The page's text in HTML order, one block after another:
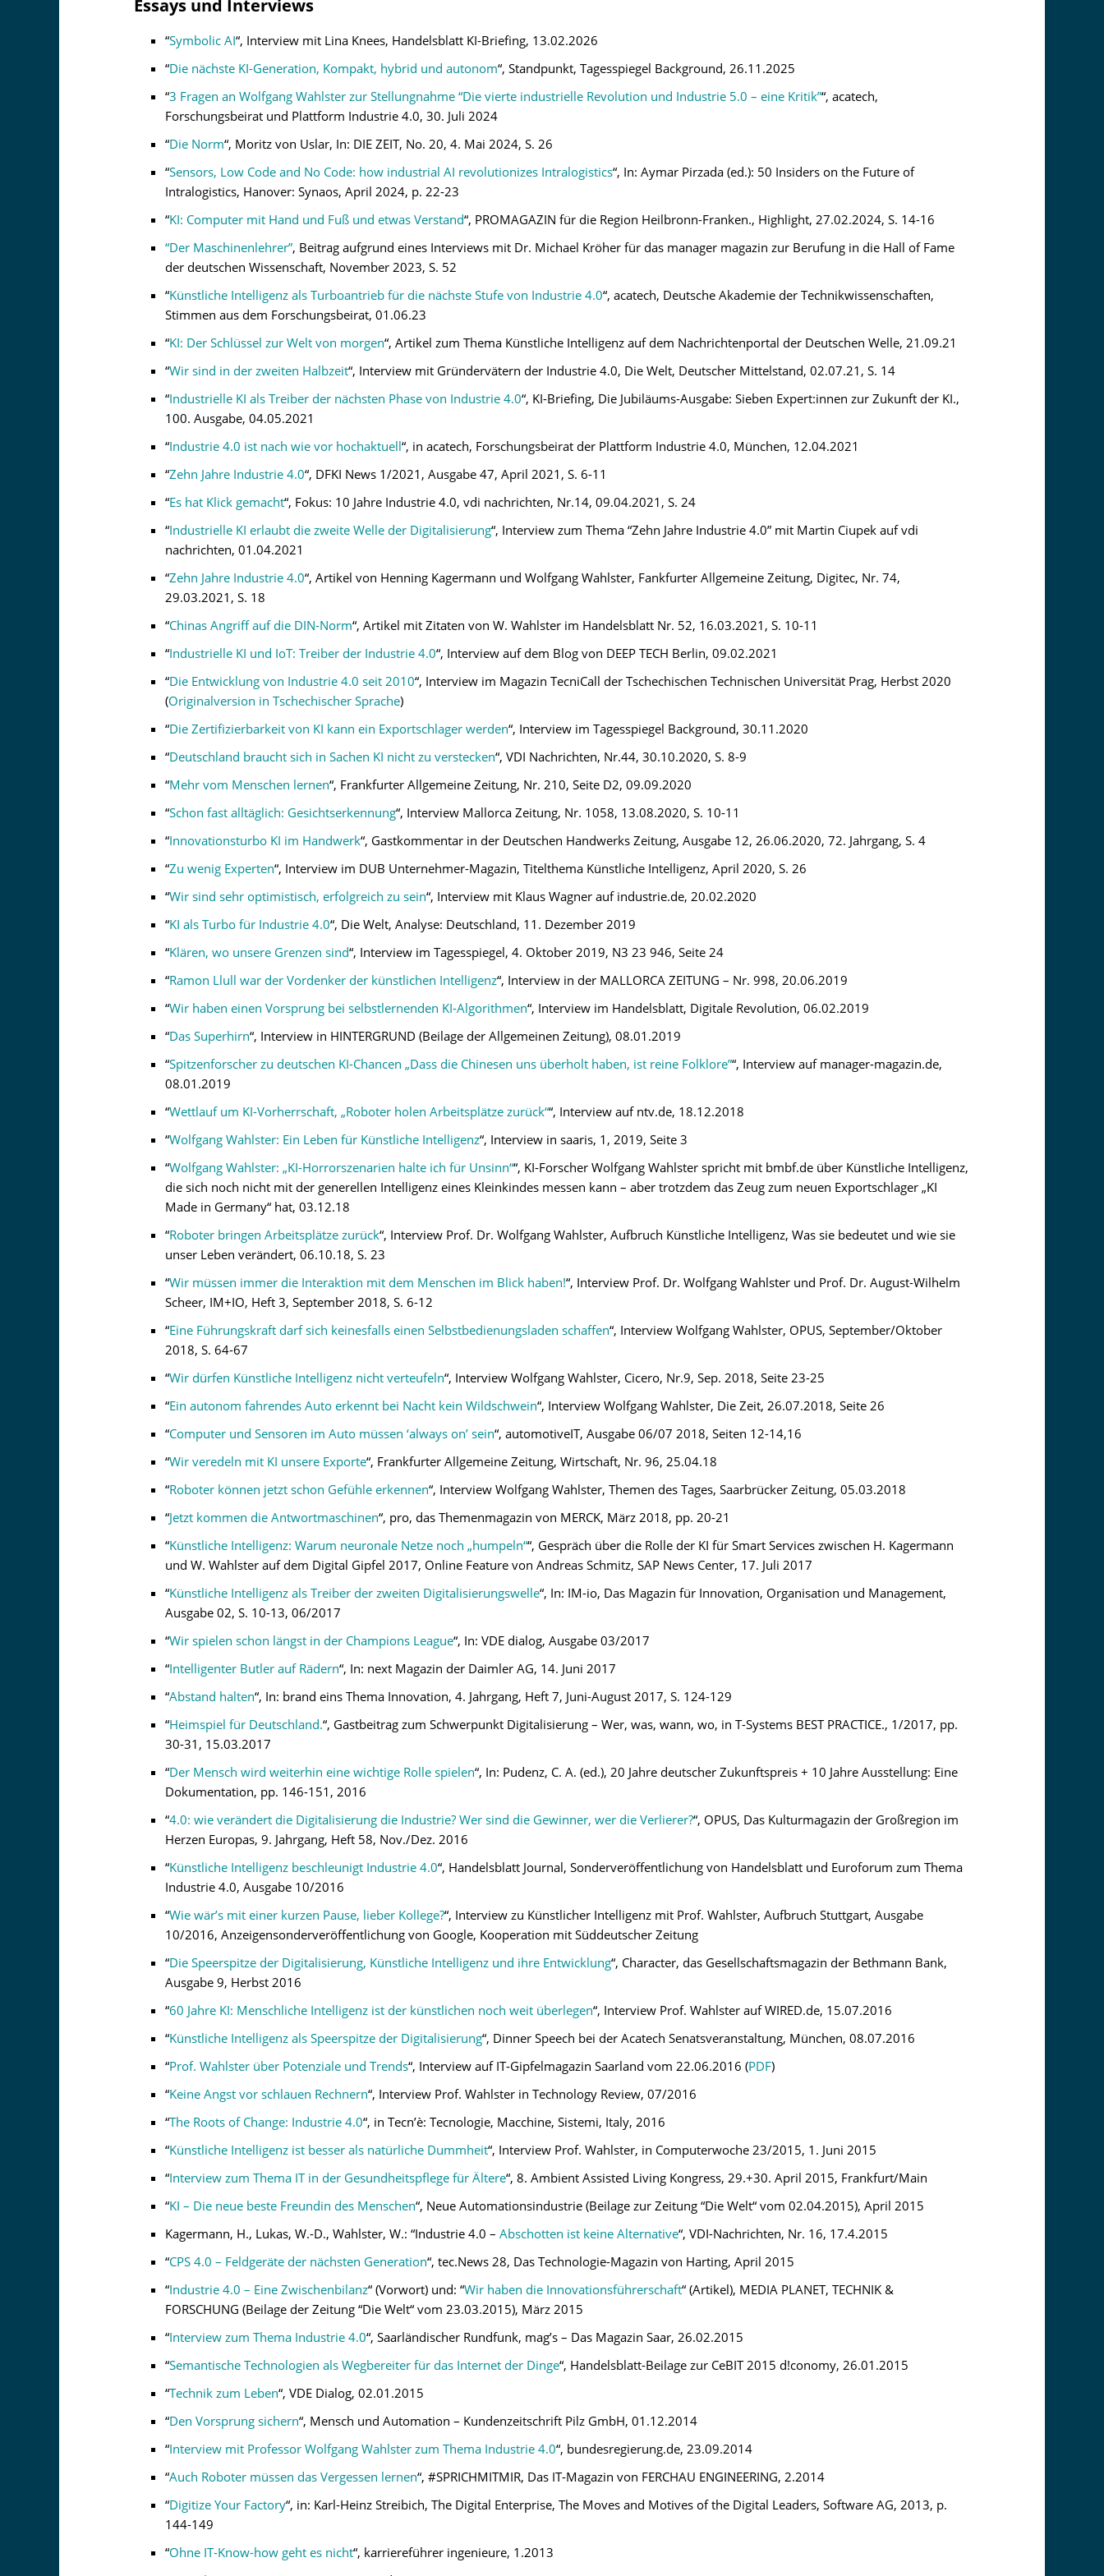
Essays und Interviews
“Symbolic AI“, Interview mit Lina Knees, Handelsblatt KI-Briefing, 13.02.2026
“Die nächste KI-Generation, Kompakt, hybrid und autonom“, Standpunkt, Tagesspiegel Background, 26.11.2025
“3 Fragen an Wolfgang Wahlster zur Stellungnahme “Die vierte industrielle Revolution und Industrie 5.0 – eine Kritik”“, acatech,
Forschungsbeirat und Plattform Industrie 4.0, 30. Juli 2024
“Die Norm“, Moritz von Uslar, In: DIE ZEIT, No. 20, 4. Mai 2024, S. 26
“Sensors, Low Code and No Code: how industrial AI revolutionizes Intralogistics“, In: Aymar Pirzada (ed.): 50 Insiders on the Future of
Intralogistics, Hanover: Synaos, April 2024, p. 22-23
“KI: Computer mit Hand und Fuß und etwas Verstand“, PROMAGAZIN für die Region Heilbronn-Franken., Highlight, 27.02.2024, S. 14-16
“Der Maschinenlehrer”, Beitrag aufgrund eines Interviews mit Dr. Michael Kröher für das manager magazin zur Berufung in die Hall of Fame
der deutschen Wissenschaft, November 2023, S. 52
“Künstliche Intelligenz als Turboantrieb für die nächste Stufe von Industrie 4.0“, acatech, Deutsche Akademie der Technikwissenschaften,
Stimmen aus dem Forschungsbeirat, 01.06.23
“KI: Der Schlüssel zur Welt von morgen“, Artikel zum Thema Künstliche Intelligenz auf dem Nachrichtenportal der Deutschen Welle, 21.09.21
“Wir sind in der zweiten Halbzeit“, Interview mit Gründervätern der Industrie 4.0, Die Welt, Deutscher Mittelstand, 02.07.21, S. 14
“Industrielle KI als Treiber der nächsten Phase von Industrie 4.0“, KI-Briefing, Die Jubiläums-Ausgabe: Sieben Expert:innen zur Zukunft der KI.,
100. Ausgabe, 04.05.2021
“Industrie 4.0 ist nach wie vor hochaktuell“, in acatech, Forschungsbeirat der Plattform Industrie 4.0, München, 12.04.2021
“Zehn Jahre Industrie 4.0“, DFKI News 1/2021, Ausgabe 47, April 2021, S. 6-11
“Es hat Klick gemacht“, Fokus: 10 Jahre Industrie 4.0, vdi nachrichten, Nr.14, 09.04.2021, S. 24
“Industrielle KI erlaubt die zweite Welle der Digitalisierung“, Interview zum Thema “Zehn Jahre Industrie 4.0” mit Martin Ciupek auf vdi
nachrichten, 01.04.2021
“Zehn Jahre Industrie 4.0“, Artikel von Henning Kagermann und Wolfgang Wahlster, Fankfurter Allgemeine Zeitung, Digitec, Nr. 74,
29.03.2021, S. 18
“Chinas Angriff auf die DIN-Norm“, Artikel mit Zitaten von W. Wahlster im Handelsblatt Nr. 52, 16.03.2021, S. 10-11
“Industrielle KI und IoT: Treiber der Industrie 4.0“, Interview auf dem Blog von DEEP TECH Berlin, 09.02.2021
“Die Entwicklung von Industrie 4.0 seit 2010“, Interview im Magazin TecniCall der Tschechischen Technischen Universität Prag, Herbst 2020
(Originalversion in Tschechischer Sprache)
“Die Zertifizierbarkeit von KI kann ein Exportschlager werden“, Interview im Tagesspiegel Background, 30.11.2020
“Deutschland braucht sich in Sachen KI nicht zu verstecken“, VDI Nachrichten, Nr.44, 30.10.2020, S. 8-9
“Mehr vom Menschen lernen“, Frankfurter Allgemeine Zeitung, Nr. 210, Seite D2, 09.09.2020
“Schon fast alltäglich: Gesichtserkennung“, Interview Mallorca Zeitung, Nr. 1058, 13.08.2020, S. 10-11
“Innovationsturbo KI im Handwerk“, Gastkommentar in der Deutschen Handwerks Zeitung, Ausgabe 12, 26.06.2020, 72. Jahrgang, S. 4
“Zu wenig Experten“, Interview im DUB Unternehmer-Magazin, Titelthema Künstliche Intelligenz, April 2020, S. 26
“Wir sind sehr optimistisch, erfolgreich zu sein“, Interview mit Klaus Wagner auf industrie.de, 20.02.2020
“KI als Turbo für Industrie 4.0“, Die Welt, Analyse: Deutschland, 11. Dezember 2019
“Klären, wo unsere Grenzen sind“, Interview im Tagesspiegel, 4. Oktober 2019, N3 23 946, Seite 24
“Ramon Llull war der Vordenker der künstlichen Intelligenz“, Interview in der MALLORCA ZEITUNG – Nr. 998, 20.06.2019
“Wir haben einen Vorsprung bei selbstlernenden KI-Algorithmen“, Interview im Handelsblatt, Digitale Revolution, 06.02.2019
“Das Superhirn“, Interview in HINTERGRUND (Beilage der Allgemeinen Zeitung), 08.01.2019
“Spitzenforscher zu deutschen KI-Chancen „Dass die Chinesen uns überholt haben, ist reine Folklore”“, Interview auf manager-magazin.de,
08.01.2019
“Wettlauf um KI-Vorherrschaft, „Roboter holen Arbeitsplätze zurück““, Interview auf ntv.de, 18.12.2018
“Wolfgang Wahlster: Ein Leben für Künstliche Intelligenz“, Interview in saaris, 1, 2019, Seite 3
“Wolfgang Wahlster: „KI-Horrorszenarien halte ich für Unsinn““, KI-Forscher Wolfgang Wahlster spricht mit bmbf.de über Künstliche Intelligenz,
die sich noch nicht mit der generellen Intelligenz eines Kleinkindes messen kann – aber trotzdem das Zeug zum neuen Exportschlager „KI
Made in Germany“ hat, 03.12.18
“Roboter bringen Arbeitsplätze zurück“, Interview Prof. Dr. Wolfgang Wahlster, Aufbruch Künstliche Intelligenz, Was sie bedeutet und wie sie
unser Leben verändert, 06.10.18, S. 23
“Wir müssen immer die Interaktion mit dem Menschen im Blick haben!“, Interview Prof. Dr. Wolfgang Wahlster und Prof. Dr. August-Wilhelm
Scheer, IM+IO, Heft 3, September 2018, S. 6-12
“Eine Führungskraft darf sich keinesfalls einen Selbstbedienungsladen schaffen“, Interview Wolfgang Wahlster, OPUS, September/Oktober
2018, S. 64-67
“Wir dürfen Künstliche Intelligenz nicht verteufeln“, Interview Wolfgang Wahlster, Cicero, Nr.9, Sep. 2018, Seite 23-25
“Ein autonom fahrendes Auto erkennt bei Nacht kein Wildschwein“, Interview Wolfgang Wahlster, Die Zeit, 26.07.2018, Seite 26
“Computer und Sensoren im Auto müssen ‘always on’ sein“, automotiveIT, Ausgabe 06/07 2018, Seiten 12-14,16
“Wir veredeln mit KI unsere Exporte“, Frankfurter Allgemeine Zeitung, Wirtschaft, Nr. 96, 25.04.18
“Roboter können jetzt schon Gefühle erkennen“, Interview Wolfgang Wahlster, Themen des Tages, Saarbrücker Zeitung, 05.03.2018
“Jetzt kommen die Antwortmaschinen“, pro, das Themenmagazin von MERCK, März 2018, pp. 20-21
“Künstliche Intelligenz: Warum neuronale Netze noch „humpeln““, Gespräch über die Rolle der KI für Smart Services zwischen H. Kagermann
und W. Wahlster auf dem Digital Gipfel 2017, Online Feature von Andreas Schmitz, SAP News Center, 17. Juli 2017
“Künstliche Intelligenz als Treiber der zweiten Digitalisierungswelle“, In: IM-io, Das Magazin für Innovation, Organisation und Management,
Ausgabe 02, S. 10-13, 06/2017
“Wir spielen schon längst in der Champions League“, In: VDE dialog, Ausgabe 03/2017
“Intelligenter Butler auf Rädern“, In: next Magazin der Daimler AG, 14. Juni 2017
“Abstand halten“, In: brand eins Thema Innovation, 4. Jahrgang, Heft 7, Juni-August 2017, S. 124-129
“Heimspiel für Deutschland.“, Gastbeitrag zum Schwerpunkt Digitalisierung – Wer, was, wann, wo, in T-Systems BEST PRACTICE., 1/2017, pp.
30-31, 15.03.2017
“Der Mensch wird weiterhin eine wichtige Rolle spielen“, In: Pudenz, C. A. (ed.), 20 Jahre deutscher Zukunftspreis + 10 Jahre Ausstellung: Eine
Dokumentation, pp. 146-151, 2016
“4.0: wie verändert die Digitalisierung die Industrie? Wer sind die Gewinner, wer die Verlierer?“, OPUS, Das Kulturmagazin der Großregion im
Herzen Europas, 9. Jahrgang, Heft 58, Nov./Dez. 2016
“Künstliche Intelligenz beschleunigt Industrie 4.0“, Handelsblatt Journal, Sonderveröffentlichung von Handelsblatt und Euroforum zum Thema
Industrie 4.0, Ausgabe 10/2016
“Wie wär’s mit einer kurzen Pause, lieber Kollege?“, Interview zu Künstlicher Intelligenz mit Prof. Wahlster, Aufbruch Stuttgart, Ausgabe
10/2016, Anzeigensonderveröffentlichung von Google, Kooperation mit Süddeutscher Zeitung
“Die Speerspitze der Digitalisierung, Künstliche Intelligenz und ihre Entwicklung“, Character, das Gesellschaftsmagazin der Bethmann Bank,
Ausgabe 9, Herbst 2016
“60 Jahre KI: Menschliche Intelligenz ist der künstlichen noch weit überlegen“, Interview Prof. Wahlster auf WIRED.de, 15.07.2016
“Künstliche Intelligenz als Speerspitze der Digitalisierung“, Dinner Speech bei der Acatech Senatsveranstaltung, München, 08.07.2016
“Prof. Wahlster über Potenziale und Trends“, Interview auf IT-Gipfelmagazin Saarland vom 22.06.2016 (PDF)
“Keine Angst vor schlauen Rechnern“, Interview Prof. Wahlster in Technology Review, 07/2016
“The Roots of Change: Industrie 4.0“, in Tecn’è: Tecnologie, Macchine, Sistemi, Italy, 2016
“Künstliche Intelligenz ist besser als natürliche Dummheit“, Interview Prof. Wahlster, in Computerwoche 23/2015, 1. Juni 2015
“Interview zum Thema IT in der Gesundheitspflege für Ältere“, 8. Ambient Assisted Living Kongress, 29.+30. April 2015, Frankfurt/Main
“KI – Die neue beste Freundin des Menschen“, Neue Automationsindustrie (Beilage zur Zeitung “Die Welt“ vom 02.04.2015), April 2015
Kagermann, H., Lukas, W.-D., Wahlster, W.: “Industrie 4.0 – Abschotten ist keine Alternative“, VDI-Nachrichten, Nr. 16, 17.4.2015
“CPS 4.0 – Feldgeräte der nächsten Generation“, tec.News 28, Das Technologie-Magazin von Harting, April 2015
“Industrie 4.0 – Eine Zwischenbilanz“ (Vorwort) und: “Wir haben die Innovationsführerschaft“ (Artikel), MEDIA PLANET, TECHNIK &
FORSCHUNG (Beilage der Zeitung “Die Welt“ vom 23.03.2015), März 2015
“Interview zum Thema Industrie 4.0“, Saarländischer Rundfunk, mag’s – Das Magazin Saar, 26.02.2015
“Semantische Technologien als Wegbereiter für das Internet der Dinge“, Handelsblatt-Beilage zur CeBIT 2015 d!conomy, 26.01.2015
“Technik zum Leben“, VDE Dialog, 02.01.2015
“Den Vorsprung sichern“, Mensch und Automation – Kundenzeitschrift Pilz GmbH, 01.12.2014
“Interview mit Professor Wolfgang Wahlster zum Thema Industrie 4.0“, bundesregierung.de, 23.09.2014
“Auch Roboter müssen das Vergessen lernen“, #SPRICHMITMIR, Das IT-Magazin von FERCHAU ENGINEERING, 2.2014
“Digitize Your Factory“, in: Karl-Heinz Streibich, The Digital Enterprise, The Moves and Motives of the Digital Leaders, Software AG, 2013, p.
144-149
“Ohne IT-Know-how geht es nicht“, karriereführer ingenieure, 1.2013